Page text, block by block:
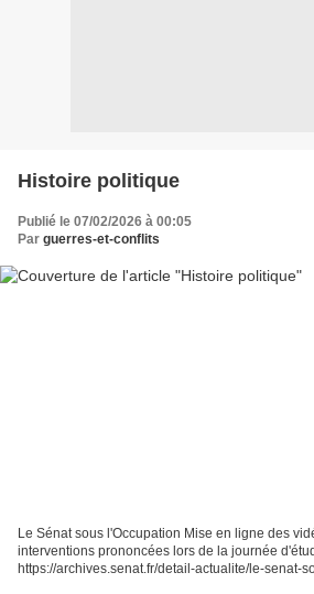
Histoire politique
Publié le 07/02/2026 à 00:05
Par guerres-et-conflits
Le Sénat sous l'Occupation Mise en ligne des
interventions prononcées lors de la journée
https://archives.senat.fr/detail-actualite/le-senat-